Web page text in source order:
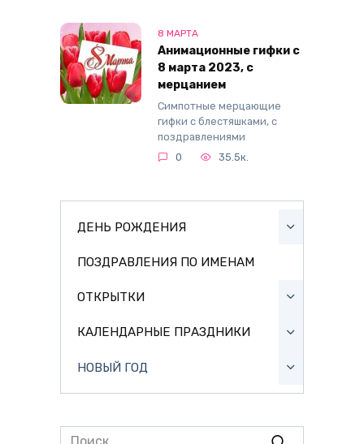
8 МАРТА
Анимационные гифки с
8 марта 2023, с
мерцанием
Симпотные мерцающие
гифки с блестяшками, с
поздравлениями
0
35.5к.
ДЕНЬ РОЖДЕНИЯ
ПОЗДРАВЛЕНИЯ ПО ИМЕНАМ
ОТКРЫТКИ
КАЛЕНДАРНЫЕ ПРАЗДНИКИ
НОВЫЙ ГОД
Search